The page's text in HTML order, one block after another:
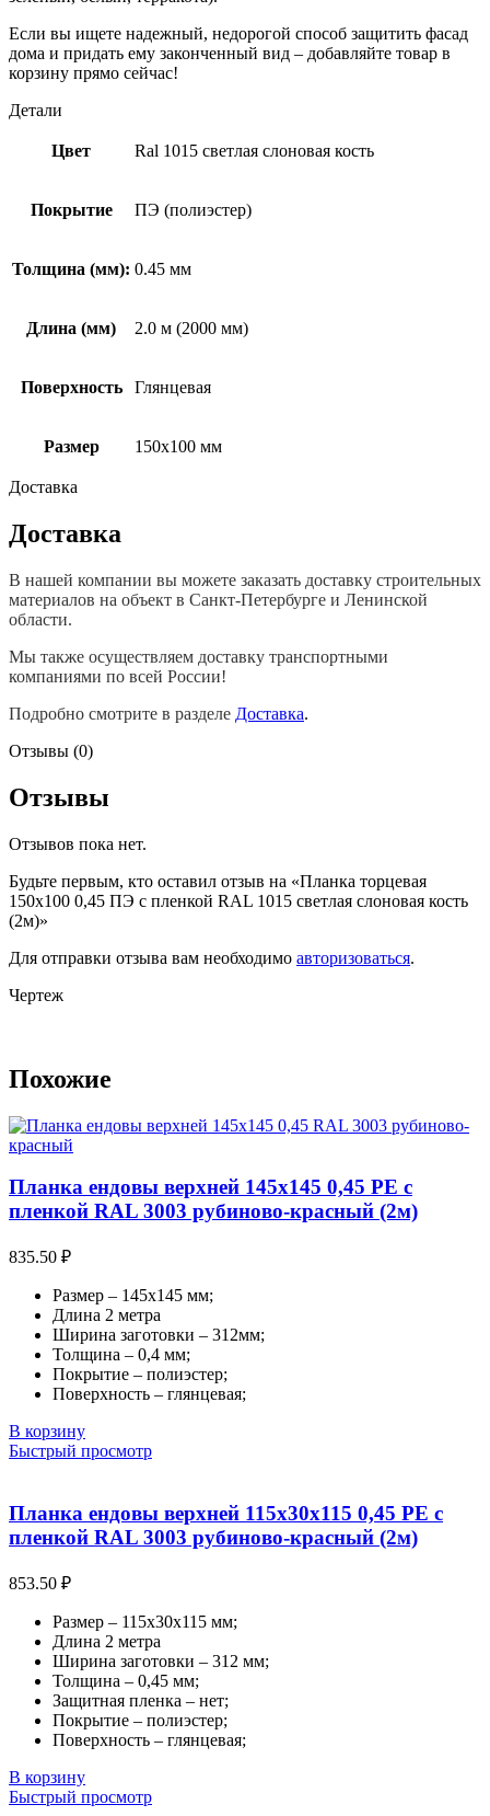
Если вы ищете надежный, недорогой способ защитить фасад
дома и придать ему законченный вид – добавляйте товар в
корзину прямо сейчас!
Детали
Цвет Ral 1015 светлая слоновая кость
Покрытие ПЭ (полиэстер)
Толщина (мм): 0.45 мм
Длина (мм) 2.0 м (2000 мм)
Поверхность Глянцевая
Размер 150х100 мм
Доставка
Доставка
В нашей компании вы можете заказать доставку строительных
материалов на объект в Санкт-Петербурге и Ленинской
области.
Мы также осуществляем доставку транспортными
компаниями по всей России!
Подробно смотрите в разделе Доставка.
Отзывы (0)
Отзывы
Отзывов пока нет.
Будьте первым, кто оставил отзыв на «Планка торцевая
150х100 0,45 ПЭ с пленкой RAL 1015 светлая слоновая кость
(2м)»
Для отправки отзыва вам необходимо авторизоваться.
Чертеж
Похожие
Планка ендовы верхней 145х145 0,45 PE с
пленкой RAL 3003 рубиново-красный (2м)
835.50 ₽
Размер – 145х145 мм;
Длина 2 метра
Ширина заготовки – 312мм;
Толщина – 0,4 мм;
Покрытие – полиэстер;
Поверхность – глянцевая;
В корзину
Быстрый просмотр
Планка ендовы верхней 115х30х115 0,45 PE с
пленкой RAL 3003 рубиново-красный (2м)
853.50 ₽
Размер – 115х30х115 мм;
Длина 2 метра
Ширина заготовки – 312 мм;
Толщина – 0,45 мм;
Защитная пленка – нет;
Покрытие – полиэстер;
Поверхность – глянцевая;
В корзину
Быстрый просмотр